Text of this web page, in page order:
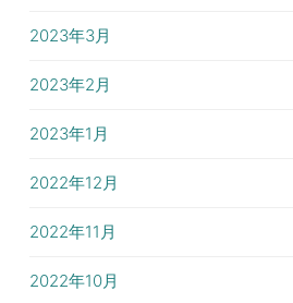
2023年3月
2023年2月
2023年1月
2022年12月
2022年11月
2022年10月